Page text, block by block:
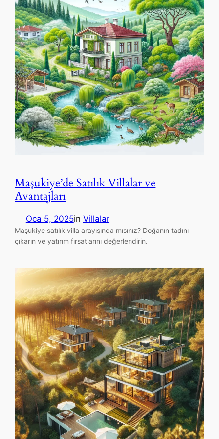
Maşukiye’de Satılık Villalar ve
Avantajları
Oca 5, 2025in Villalar
Maşukiye satılık villa arayışında mısınız? Doğanın tadını
çıkarın ve yatırım fırsatlarını değerlendirin.